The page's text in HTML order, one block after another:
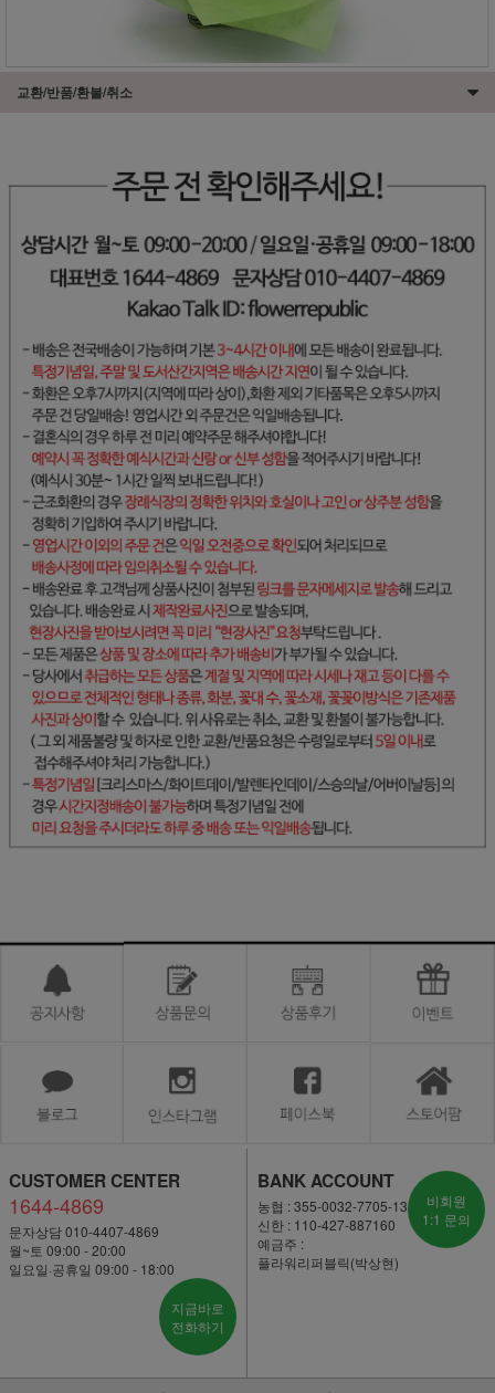
교환/반품/환불/취소
CUSTOMER CENTER
1644-4869
문자상담 010-4407-4869
월~토 09:00 - 20:00
일요일·공휴일 09:00 - 18:00
지금바로
전화하기
BANK ACCOUNT
농협 : 355-0032-7705-13
신한 : 110-427-887160
예금주 :
플라워리퍼블릭(박상현)
비회원
1:1 문의